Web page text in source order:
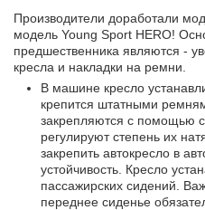
Производители доработали
модель Young Sport HERO!
предшественника являются -
кресла и накладки на ремни.
В машине кресло
крепится штатными
закрепляются с помощью
регулируют степень их
закрепить автокресло в
устойчивость. Кресло
пассажирских сидений.
переднее сиденье